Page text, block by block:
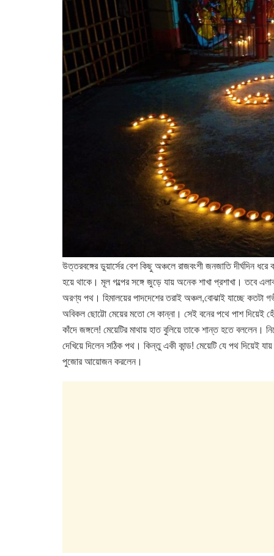
উত্তরবঙ্গের ডুয়ার্সের বেশ কিছু অঞ্চলে রাজবংশী জনজাতি দীর্ঘদিন
হয়ে থাকে। মূল গল্পের সঙ্গে জুড়ে যায় অনেক শাখা প্রশাখা। তবে
অরণ্য পথ। হিমালয়ের পাদদেশের তরাই অঞ্চল,বোঝাই যাচ্ছে
অবিকল ছোট্টো মেয়ের মতো সে কান্না। সেই বনের পথে পাশ দিয়েই
কাঁদে জঙ্গলে! মেয়েটির মাথায় হাত বুলিয়ে তাকে শান্ত হতে বললেন।
দেখিয়ে দিলেন সঠিক পথ। কিন্তু একী কান্ড! মেয়েটি যে পথ দিয়েই
পুজোর আয়োজন করলেন।